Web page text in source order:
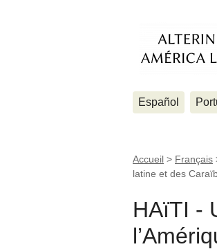
Español
Accueil > Français
latine et des
HAïTI -